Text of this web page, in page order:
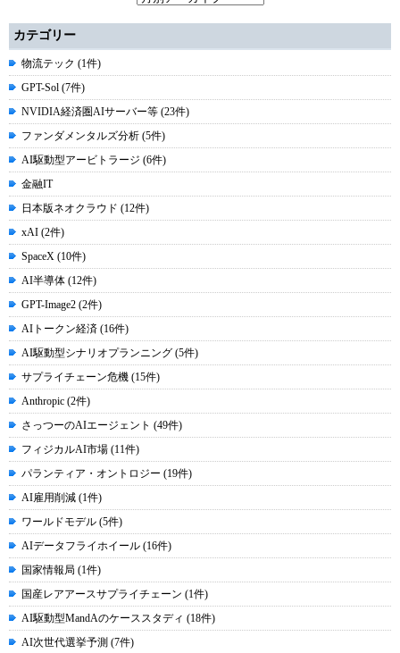
カテゴリー
物流テック (1件)
GPT-Sol (7件)
NVIDIA経済圏AIサーバー等 (23件)
ファンダメンタルズ分析 (5件)
AI駆動型アービトラージ (6件)
金融IT
日本版ネオクラウド (12件)
xAI (2件)
SpaceX (10件)
AI半導体 (12件)
GPT-Image2 (2件)
AIトークン経済 (16件)
AI駆動型シナリオプランニング (5件)
サプライチェーン危機 (15件)
Anthropic (2件)
さっつーのAIエージェント (49件)
フィジカルAI市場 (11件)
パランティア・オントロジー (19件)
AI雇用削減 (1件)
ワールドモデル (5件)
AIデータフライホイール (16件)
国家情報局 (1件)
国産レアアースサプライチェーン (1件)
AI駆動型MandAのケーススタディ (18件)
AI次世代選挙予測 (7件)